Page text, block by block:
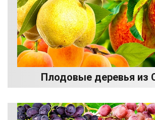
Плодовые деревья из